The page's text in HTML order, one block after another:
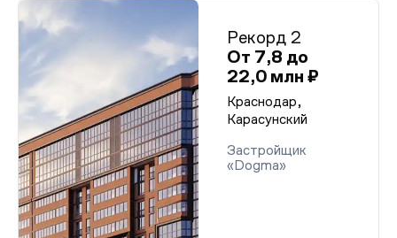
Рекорд 2
От 7,8 до
22,0 млн ₽
Краснодар,
Карасунский
Застройщик
«Dogma»